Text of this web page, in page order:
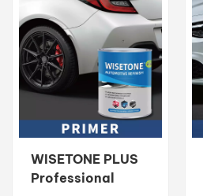
starker Füllkraft und
schneller
Trocknungszeit. Die
leicht schleifbare
Formel sorgt für eine
glatte Basis und
verbessert die
Haftung und die
Gesamtqualität des
Decklacks. Dieser
WISETONE PLUS
Professional